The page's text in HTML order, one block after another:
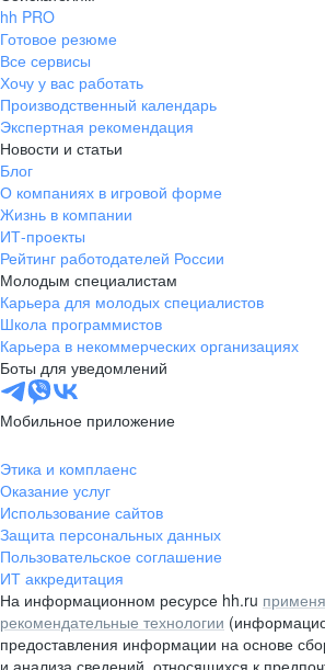
hh PRO
Готовое резюме
Все сервисы
Хочу у вас работать
Производственный календарь
Экспертная рекомендация
Новости и статьи
Блог
О компаниях в игровой форме
Жизнь в компании
ИТ-проекты
Рейтинг работодателей России
Молодым специалистам
Карьера для молодых специалистов
Школа программистов
Карьера в некоммерческих организациях
Боты для уведомлений
Мобильное приложение
Этика и комплаенс
Оказание услуг
Использование сайтов
Защита персональных данных
Пользовательское соглашение
ИТ аккредитация
На информационном ресурсе hh.ru
рекомендательные технологии
предоставления информации на основе
и анализа сведений, относящихся к